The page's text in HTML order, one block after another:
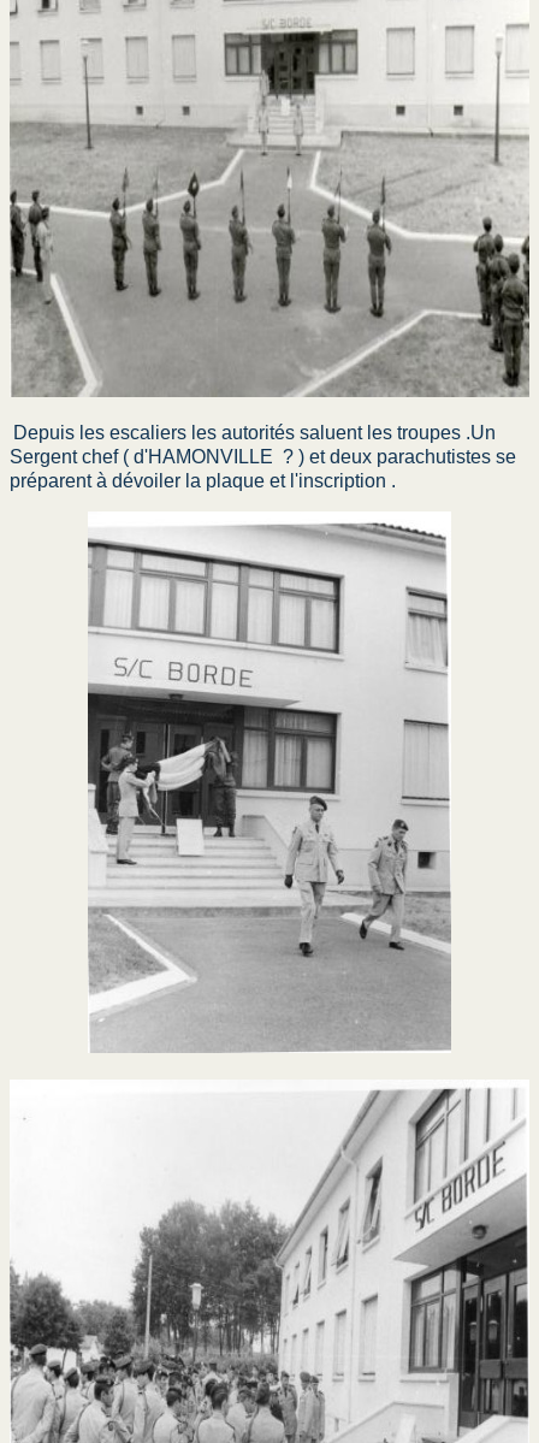
Depuis les escaliers les autorités saluent les troupes .Un
Sergent chef ( d'HAMONVILLE ? ) et deux parachutistes se
préparent à dévoiler la plaque et l'inscription .